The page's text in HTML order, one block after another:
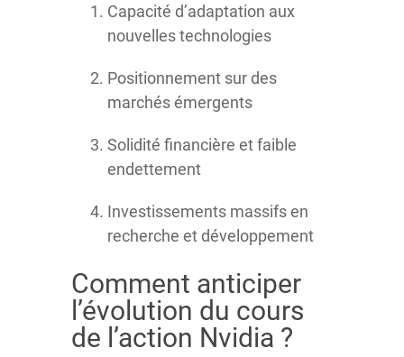
Capacité d’adaptation aux
nouvelles technologies
Positionnement sur des
marchés émergents
Solidité financière et faible
endettement
Investissements massifs en
recherche et développement
Comment anticiper
l’évolution du cours
de l’action Nvidia ?